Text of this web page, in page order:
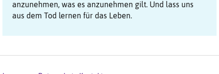
anzunehmen, was es anzunehmen gilt. Und lass uns
aus dem Tod lernen für das Leben.